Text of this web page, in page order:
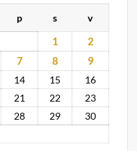
p s v
1
2
7 8 9
14 15
16
21 22
23
28 29
30